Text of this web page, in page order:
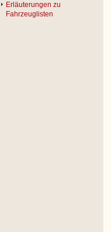
Erläuterungen zu
Fahrzeuglisten